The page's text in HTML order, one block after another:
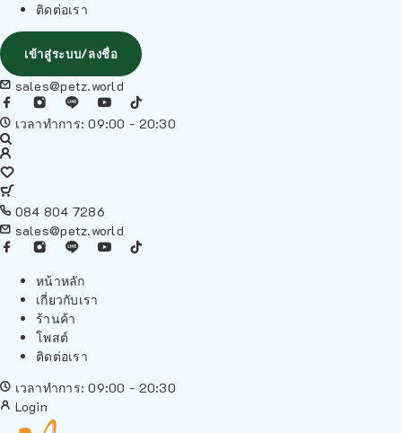
ติดต่อเรา
เข้าสู่ระบบ/ลงชื่อ
sales@petz.world
เวลาทำการ: 09:00 - 20:30
084 804 7286
sales@petz.world
หน้าหลัก
เกี่ยวกับเรา
ร้านค้า
โพสต์
ติดต่อเรา
เวลาทำการ: 09:00 - 20:30
Login